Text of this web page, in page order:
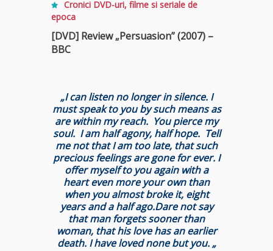
Cronici DVD-uri, filme si seriale de
epoca
[DVD] Review „Persuasion” (2007) –
BBC
„I can listen no longer in silence. I
must speak to you by such means as
are within my reach. You pierce my
soul. I am half agony, half hope. Tell
me not that I am too late, that such
precious feelings are gone for ever. I
offer myself to you again with a
heart even more your own than
when you almost broke it, eight
years and a half ago.Dare not say
that man forgets sooner than
woman, that his love has an earlier
death. I have loved none but you. „